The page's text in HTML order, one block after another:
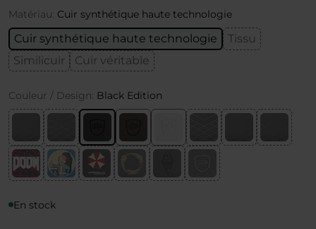
Matériau: Cuir synthétique haute technologie
Cuir synthétique haute technologie
Tissu
Similicuir
Cuir véritable
Couleur / Design: Black Edition
En stock